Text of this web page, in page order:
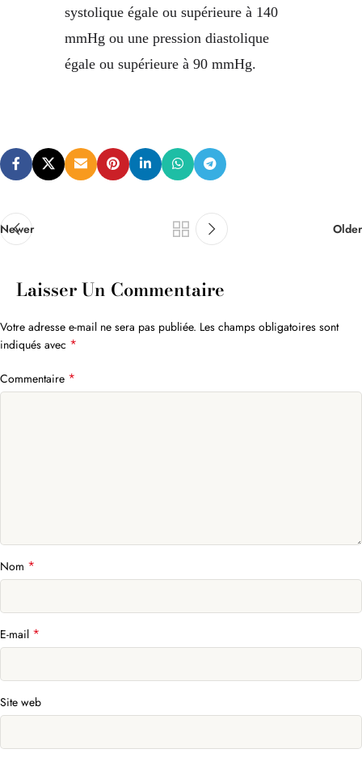
systolique égale ou supérieure à 140
mmHg ou une pression diastolique
égale ou supérieure à 90 mmHg.
Newer Older
Laisser Un Commentaire
Votre adresse e-mail ne sera pas publiée. Les champs obligatoires sont
indiqués avec *
Commentaire *
Nom *
E-mail *
Site web